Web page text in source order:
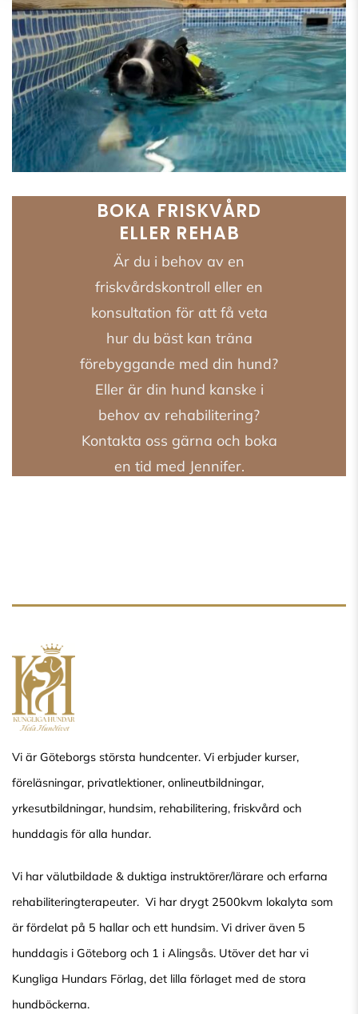
BOKA FRISKVÅRD
ELLER REHAB
Är du i behov av en
friskvårdskontroll eller en
konsultation för att få veta
hur du bäst kan träna
förebyggande med din hund?
Eller är din hund kanske i
behov av rehabilitering?
Kontakta oss gärna och boka
en tid med Jennifer.
Vi är Göteborgs största hundcenter. Vi erbjuder kurser,
föreläsningar, privatlektioner, onlineutbildningar,
yrkesutbildningar, hundsim, rehabilitering, friskvård och
hunddagis för alla hundar.
Vi har välutbildade & duktiga instruktörer/lärare och erfarna
rehabiliteringterapeuter. Vi har drygt 2500kvm lokalyta som
är fördelat på 5 hallar och ett hundsim. Vi driver även 5
hunddagis i Göteborg och 1 i Alingsås. Utöver det har vi
Kungliga Hundars Förlag, det lilla förlaget med de stora
hundböckerna.